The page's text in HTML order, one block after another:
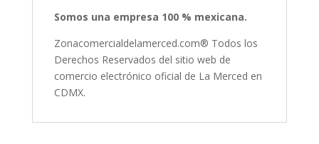
Somos una empresa 100 % mexicana.
Zonacomercialdelamerced.com® Todos los
Derechos Reservados del sitio web de
comercio electrónico oficial de La Merced en
CDMX.